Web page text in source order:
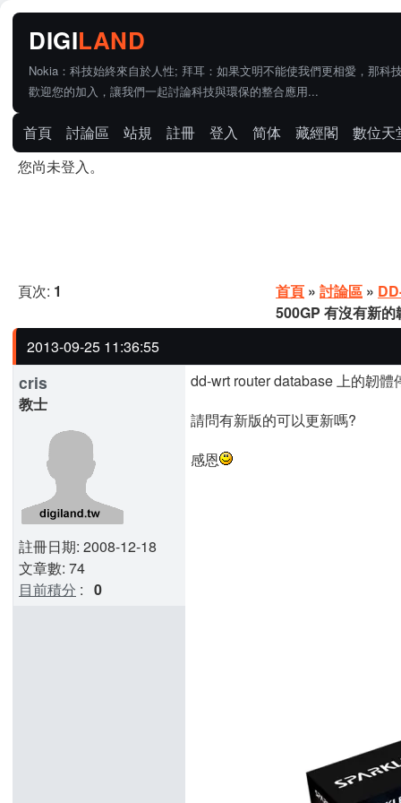
Nokia：科技始終來自於人性; 拜耳：如果文明不能使我們更相愛，那科
歡迎您的加入，讓我們一起討論科技與環保的整合應用...
首頁 討論區 站規 註冊 登入 简体 藏經閣
數位天
您尚未登入。
頁次: 1 首頁 » 討論區 »
500GP 有沒有新的
2013-09-25 11:36:55
cris
教士
註冊日期: 2008-12-18
文章數: 74
目前積分 : 0
dd-wrt router database 上的韌
請問有新版的可以更新嗎?
感恩